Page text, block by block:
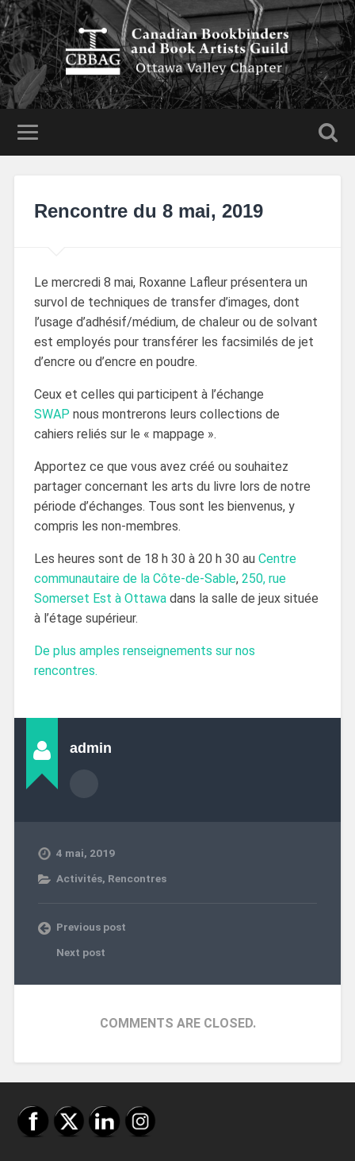
Rencontre du 8 mai, 2019
Le mercredi 8 mai, Roxanne Lafleur présentera un
survol de techniques de transfer d’images, dont
l’usage d’adhésif/médium, de chaleur ou de solvant
est employés pour transférer les facsimilés de jet
d’encre ou d’encre en poudre.
Ceux et celles qui participent à l’échange
SWAPnous montrerons leurs collections de
cahiers reliés sur le « mappage ».
Apportez ce que vous avez créé ou souhaitez
partager concernant les arts du livre lors de notre
période d’échanges. Tous sont les bienvenus, y
compris les non-membres.
Les heures sont de 18 h 30 à 20 h 30 au Centre
communautaire de la Côte-de-Sable, 250, rue
Somerset Est à Ottawadans la salle de jeux située
à l’étage supérieur.
De plus amples renseignements sur nos
rencontres.
admin
4 mai, 2019
Activités, Rencontres
Previous post
Next post
COMMENTS ARE CLOSED.